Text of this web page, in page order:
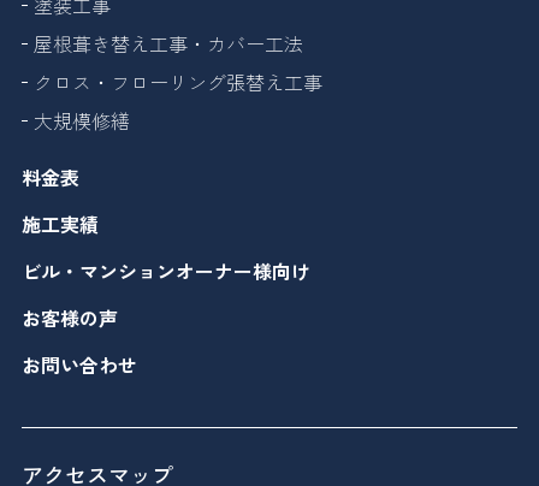
屋根葺き替え工事・カバー工法
クロス・フローリング張替え工事
大規模修繕
料金表
施工実績
ビル・マンションオーナー様向け
お客様の声
お問い合わせ
アクセスマップ